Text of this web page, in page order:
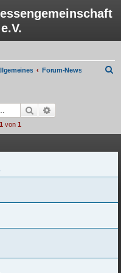
Forum-News
Suche
1 von 1